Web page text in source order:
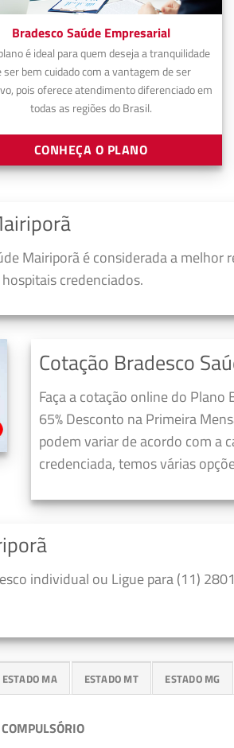
Bradesco Saúde Empresarial
é ideal para quem deseja a tranquilidade
ser bem cuidado com a vantagem de ser
pois oferece atendimento diferenciado em
todas as regiões do Brasil.
CONHEÇA O PLANO
Mairiporã é considerada a
credenciados.
Cotação Bradesco
Faça a cotação online do
65% Desconto na Primeira
podem variar de acordo com a
credenciada, temos várias
individual ou Ligue para (11)
ESTADO MA ESTADO MT ESTADO MG